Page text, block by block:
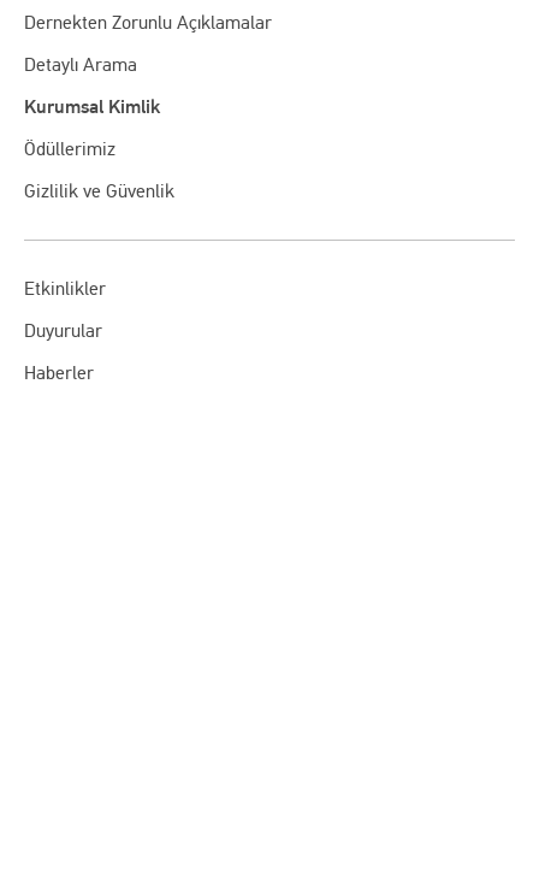
Dernekten Zorunlu Açıklamalar
Detaylı Arama
Kurumsal Kimlik
Ödüllerimiz
Gizlilik ve Güvenlik
Etkinlikler
Duyurular
Haberler